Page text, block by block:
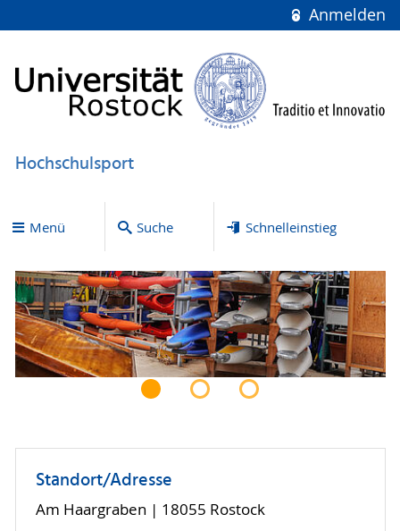
Anmelden
Hochschulsport
Menü Suche Schnelleinstieg
Standort/Adresse
Am Haargraben | 18055 Rostock